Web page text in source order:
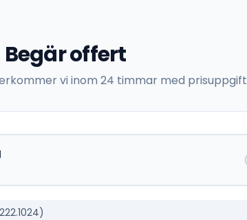
Begär offert
vi inom 24 timmar med prisuppgift